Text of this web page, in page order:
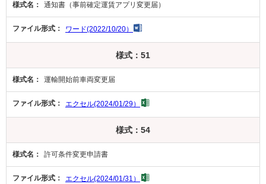
通知書（事前確定運賃アプリ変更届）
ワード(2022/10/20）
様式：51
運輸開始前車両変更届
エクセル(2024/01/29）
様式：54
許可条件変更申請書
エクセル(2024/01/31）